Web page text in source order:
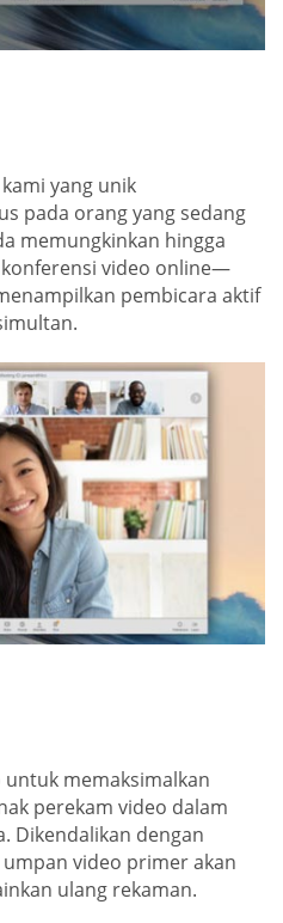
yang unik
pada orang yang sedang
memungkinkan hingga
video online—
pembicara aktif
memaksimalkan
perekam video dalam
Dikendalikan dengan
video primer akan
ulang rekaman.